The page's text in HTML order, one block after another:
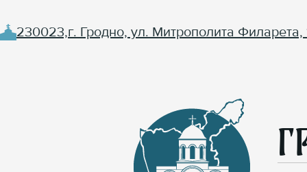
230023,г. Гродно, ул. Митрополита Филарета,